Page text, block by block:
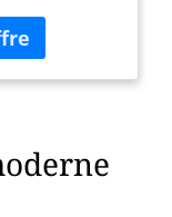
de l'air :
de jet
: 1,60